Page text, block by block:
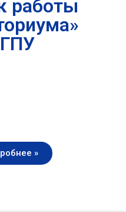
работы
»